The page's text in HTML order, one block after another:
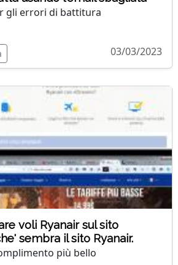
gli errori di battitura
03/03/2023
voli Ryanair sul sito
sembra il sito Ryanair.
più bello